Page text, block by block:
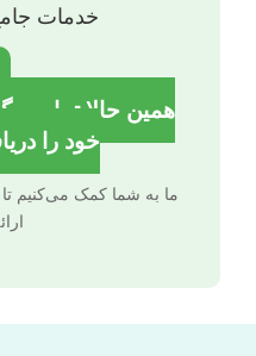
خدمات
همین حالا تماس
خود را
ما به شما کمک می‌کنیم تا